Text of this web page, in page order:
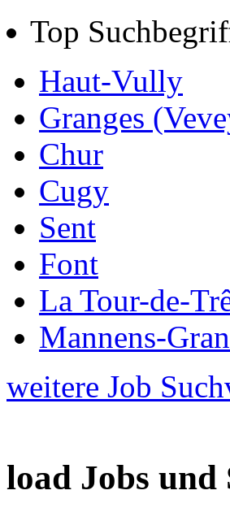
Top
Haut-Vully
Granges
Chur
Cugy
Sent
Font
La Tour-de-
Mannens-
weitere Job
load Jobs und